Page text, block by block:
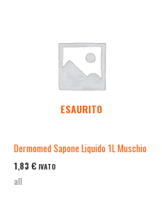
ESAURITO
Dermomed Sapone Liquido 1L Muschio
1,83 € IVATO
all